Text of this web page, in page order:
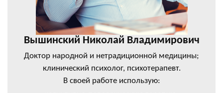
Вышинский Николай Владимирович
Доктор народной и нетрадиционной медицины;
клинический психолог, психотерапевт.
В своей работе использую: